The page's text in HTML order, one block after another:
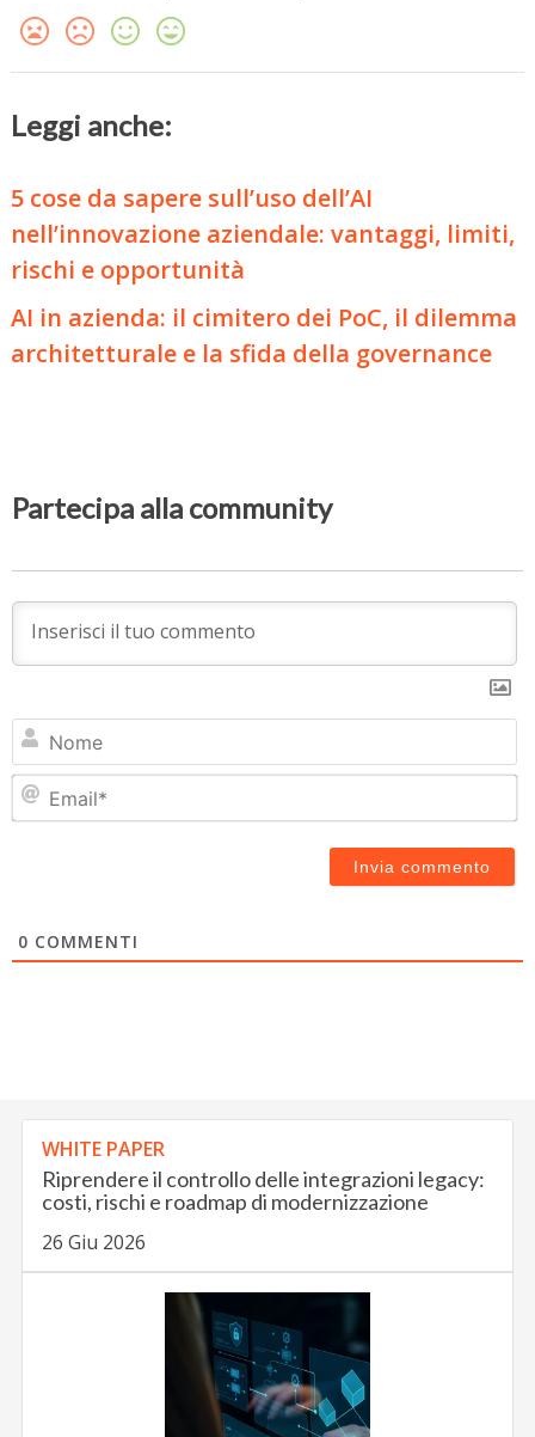
Leggi anche:
5 cose da sapere sull’uso dell’AI
nell’innovazione aziendale: vantaggi, limiti,
rischi e opportunità
AI in azienda: il cimitero dei PoC, il dilemma
architetturale e la sfida della governance
Partecipa alla community
0 COMMENTI
WHITE PAPER
Riprendere il controllo delle integrazioni legacy:
costi, rischi e roadmap di modernizzazione
26 Giu 2026